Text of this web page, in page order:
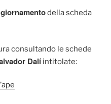
della scheda
consultando le schede
Dalí intitolate: